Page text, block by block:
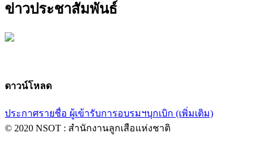
ข่าวประชาสัมพันธ์
ดาวน์โหลด
ประกาศรายชื่อ ผู้เข้ารับการอบรมฯบุกเบิก (เพิ่มเติม)
© 2020 NSOT : สำนักงานลูกเสือแห่งชาติ